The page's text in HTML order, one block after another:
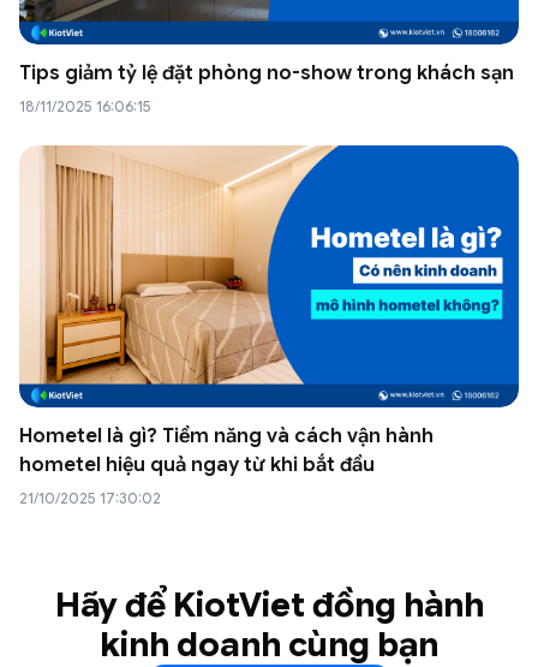
Tips giảm tỷ lệ đặt phòng no-show trong khách sạn
18/11/2025 16:06:15
Hometel là gì? Tiềm năng và cách vận hành
hometel hiệu quả ngay từ khi bắt đầu
21/10/2025 17:30:02
Hãy để KiotViet đồng hành
kinh doanh cùng bạn